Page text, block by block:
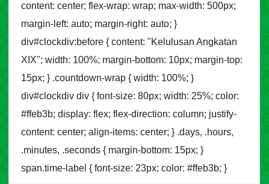
content: center; flex-wrap: wrap; max-width: 500px;
margin-left: auto; margin-right: auto; }
div#clockdiv:before { content: "Kelulusan Angkatan
XIX"; width: 100%; margin-bottom: 10px; margin-top:
15px; } .countdown-wrap { width: 100%; }
div#clockdiv div { font-size: 80px; width: 25%; color:
#ffeb3b; display: flex; flex-direction: column; justify-
content: center; align-items: center; } .days, .hours,
.minutes, .seconds { margin-bottom: 15px; }
span.time-label { font-size: 23px; color: #ffeb3b; }